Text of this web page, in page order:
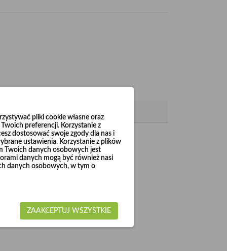
średnic odØ300 doØ1000).
pliki cookie własne oraz
preferencji. Korzystanie z
dostosować swoje zgody dla nas i
ustawienia. Korzystanie z plików
Twoich danych osobowych jest
danych mogą być również nasi
danych osobowych, w tym o
ZAAKCEPTUJ WSZYSTKIE